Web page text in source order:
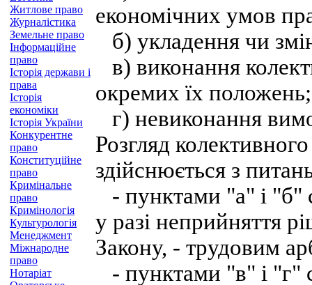
Житлове право
Журналістика
Земельне право
Інформаційне
право
Історія держави і
права
Історія
економіки
Історія України
Конкурентне
право
Конституційне
право
Кримінальне
право
Кримінологія
Культурологія
Менеджмент
Міжнародне
право
Нотаріат
економічних умов
б) укладення чи
в) виконання
окремих їх положень;
г) невиконання
Розгляд
здійснюється з
- пунктами "а" і "б"
у разі неприйняття
Закону, - трудовим
- пунктами "в" і "г"